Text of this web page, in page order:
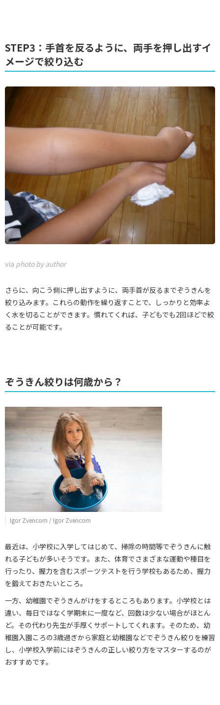
STEP3：手首を反るように、両手を押し出すイ
メージで絞り込む
via photo by author
さらに、向こう側に押し出すように、両手首が反るまでぞうきんを
絞り込みます。これらの動作を繰り返すことで、しっかりと効率よ
く水を切ることができます。慣れてくれば、子どもでも2回ほどで絞
ることが可能です。
ぞうきん絞りは何歳から？
Igor Zvencom / Igor Zvencom
最近は、小学校に入学してはじめて、掃除の時間等でぞうきんに触
れる子どもが多いそうです。また、体育でさまざまな運動や種目を
行ったり、握力を含むスポーツテストを行う学校もあるため、握力
を鍛えておきたいところ。
一方、幼稚園でぞうきんがけをするところもあります。小学校とは
違い、毎日ではなく学期末に一度など、回数は少ない場合がほとん
ど。その代わり先生が手厚くサポートしてくれます。そのため、幼
稚園入園ころの3歳過ぎから家庭と幼稚園などでぞうきん絞りを練習
し、小学校入学前にはぞうきんの正しい絞り方をマスターするのが
おすすめです。